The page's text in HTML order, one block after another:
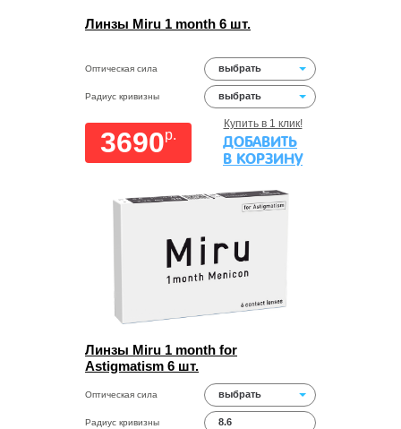
Линзы Miru 1 month 6 шт.
Оптическая сила выбрать
Радиус кривизны выбрать
3690p.
Купить в 1 клик!
ДОБАВИТЬ
В КОРЗИНУ
Линзы Miru 1 month for
Astigmatism 6 шт.
Оптическая сила выбрать
Радиус кривизны 8.6